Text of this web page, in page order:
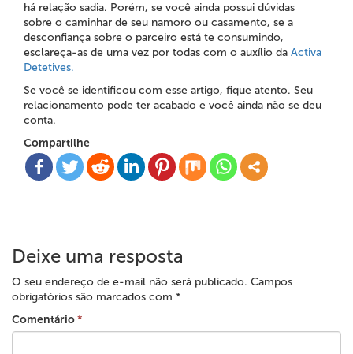
há relação sadia. Porém, se você ainda possui dúvidas
sobre o caminhar de seu namoro ou casamento, se a
desconfiança sobre o parceiro está te consumindo,
esclareça-as de uma vez por todas com o auxílio da Activa
Detetives.
Se você se identificou com esse artigo, fique atento. Seu
relacionamento pode ter acabado e você ainda não se deu
conta.
Compartilhe
Deixe uma resposta
O seu endereço de e-mail não será publicado. Campos
obrigatórios são marcados com *
Comentário*